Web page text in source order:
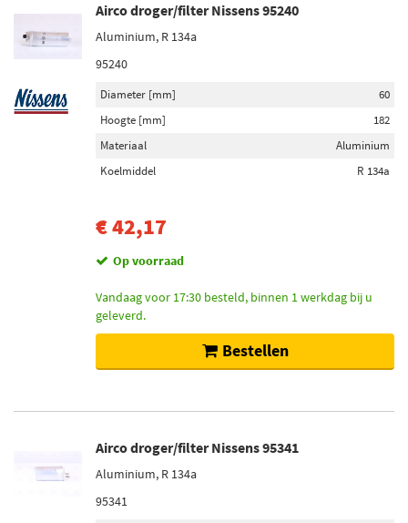
Airco droger/filter Nissens 95240
Aluminium, R 134a
95240
Diameter [mm]
60
Hoogte [mm]
182
Materiaal
Aluminium
Koelmiddel
R 134a
€ 42,17
Op voorraad
Vandaag voor 17:30 besteld, binnen 1 werkdag bij u
geleverd.
Bestellen
Airco droger/filter Nissens 95341
Aluminium, R 134a
95341